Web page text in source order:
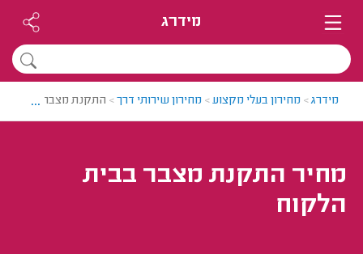
מידרג
מידרג> מחירון בעלי מקצוע> מחירון שירותי דרך> התקנת מצבר בבית
...
מחיר התקנת מצבר בבית
הלקוח